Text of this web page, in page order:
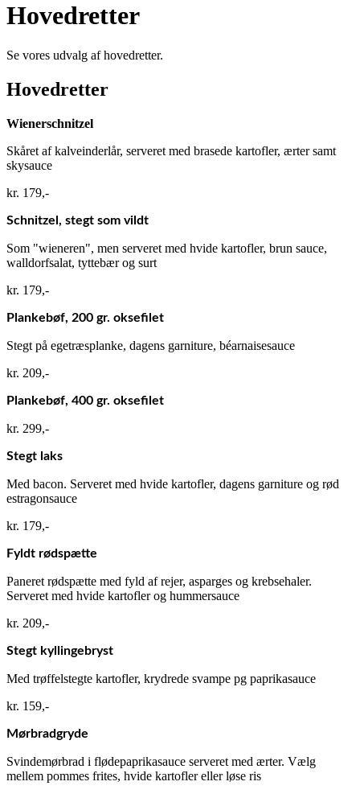
Hovedretter​
Se vores udvalg af hovedretter.​
Hovedretter
Wienerschnitzel
Skåret af kalveinderlår, serveret med brasede kartofler, ærter samt
skysauce​
kr. 179,-
Schnitzel, stegt som vildt
Som "wieneren", men serveret med hvide kartofler, brun sauce,
walldorfsalat, tyttebær og surt​
kr. 179,-
Plankebøf, 200 gr. oksefilet
Stegt på egetræsplanke, dagens garniture, béarnaisesauce​
kr. 209,-
Plankebøf, 400 gr. oksefilet
kr. 299,-
Stegt laks
Med bacon. Serveret med hvide kartofler, dagens garniture og rød
estragonsauce​
kr. 179,-
Fyldt rødspætte
Paneret rødspætte med fyld af rejer, asparges og krebsehaler.
Serveret med hvide kartofler og hummersauce​
kr. 209,-
Stegt kyllingebryst
Med trøffelstegte kartofler, krydrede svampe pg paprikasauce​
kr. 159,-​
Mørbradgryde
Svindemørbrad i flødepaprikasauce serveret med ærter. Vælg
mellem pommes frites, hvide kartofler eller løse ris​